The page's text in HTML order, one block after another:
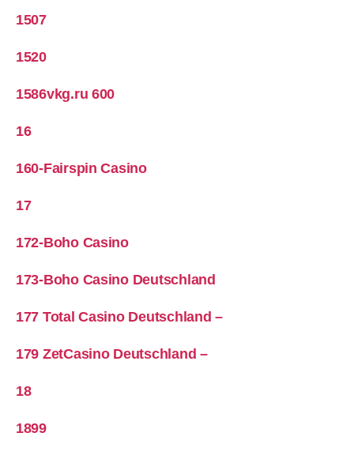
1507
1520
1586vkg.ru 600
16
160-Fairspin Casino
17
172-Boho Casino
173-Boho Casino Deutschland
177 Total Casino Deutschland –
179 ZetCasino Deutschland –
18
1899